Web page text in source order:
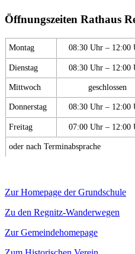
Öffnungszeiten Rathaus
Montag 08:30 Uhr – 12:00
Dienstag 08:30 Uhr – 12:00
Mittwoch geschlossen
Donnerstag 08:30 Uhr – 12:00
Freitag 07:00 Uhr – 12:00
oder nach Terminabsprache
Zur Homepage der Grundschule
Zu den Regnitz-Wanderwegen
Zur Gemeindehomepage